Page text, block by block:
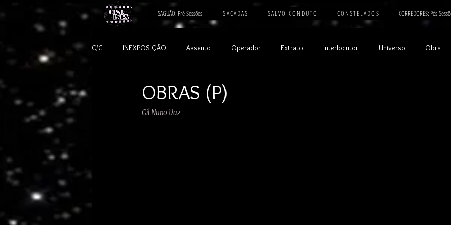
SAGUÃO: Pré-Sessões S A C A D A S S A L V O - C O N D U T O C O N S T E L A D O S CORREDORES: Pós-
C/C INEXPOSIÇÃO Assento Operador Extrato Interlocutor Universo Obra
OBRAS (P)
Gil Nuno Vaz